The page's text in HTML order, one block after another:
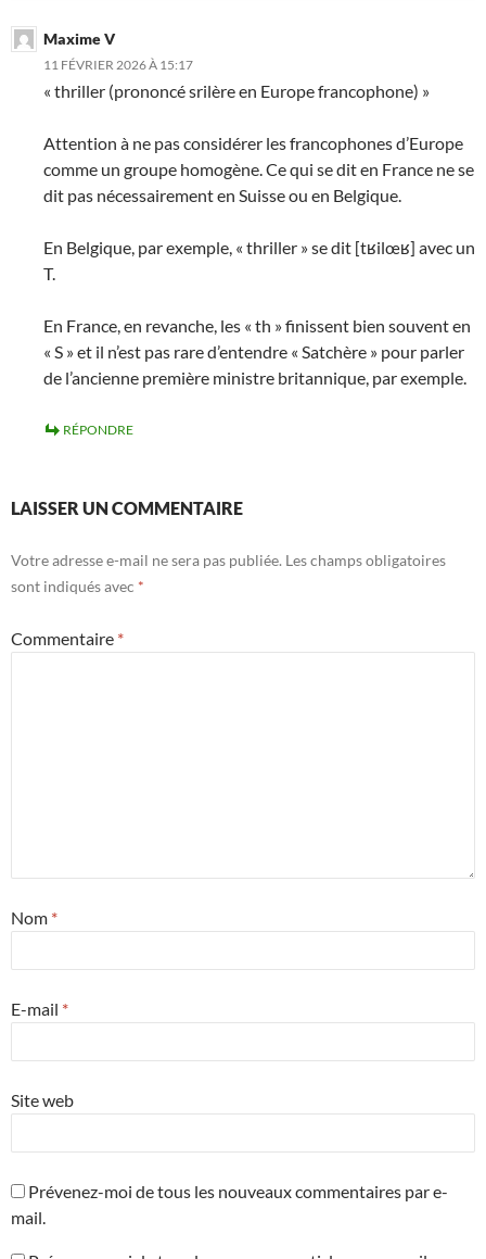
Maxime V
11 FÉVRIER 2026 À 15:17
« thriller (prononcé srilère en Europe francophone) »
Attention à ne pas considérer les francophones d’Europe
comme un groupe homogène. Ce qui se dit en France ne se
dit pas nécessairement en Suisse ou en Belgique.
En Belgique, par exemple, « thriller » se dit [tʁilœʁ] avec un
T.
En France, en revanche, les « th » finissent bien souvent en
« S » et il n’est pas rare d’entendre « Satchère » pour parler
de l’ancienne première ministre britannique, par exemple.
RÉPONDRE
LAISSER UN COMMENTAIRE
Votre adresse e-mail ne sera pas publiée. Les champs obligatoires
sont indiqués avec *
Commentaire *
Nom *
E-mail *
Site web
Prévenez-moi de tous les nouveaux commentaires par e-
mail.